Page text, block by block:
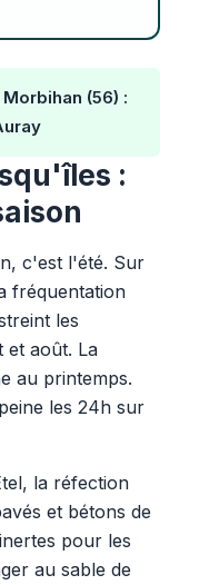
(56) :
:
c'est l'été. Sur
fréquentation
les
et août. La
au printemps.
les 24h sur
la réfection
et bétons de
pour les
au sable de